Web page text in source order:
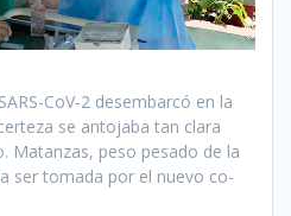
CoV-2 desem­barcó en la
se antojaba tan clara
Matanzas, peso pe­sado de la
ser tomada por el nuevo co­